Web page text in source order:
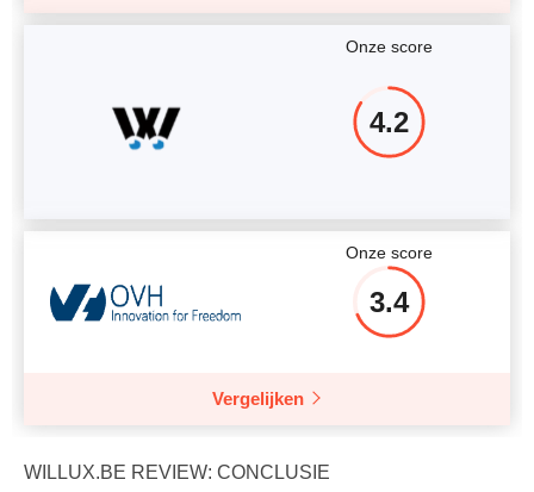
Onze score
4.2
Onze score
3.4
Vergelijken
WILLUX.BE REVIEW: CONCLUSIE